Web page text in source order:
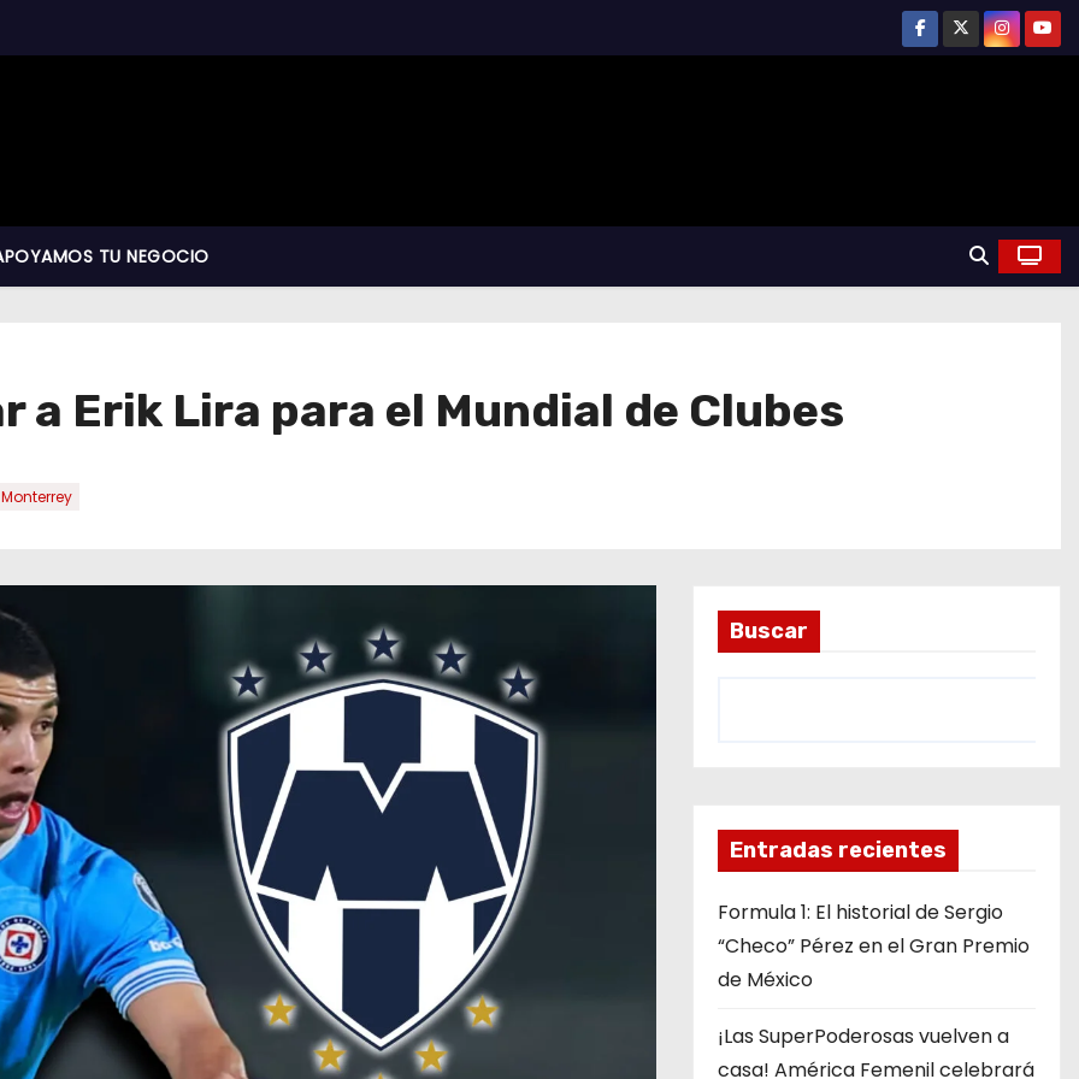
TU NEGOCIO
Erik Lira para el Mundial de Clubes
Buscar
Entradas recientes
Formula 1: El historial de Sergio
“Checo” Pérez en el Gran Premio
de México
¡Las SuperPoderosas vuelven a
casa! América Femenil celebrará